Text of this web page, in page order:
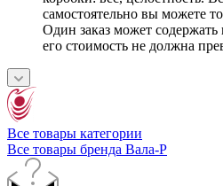
самостоятельно вы можете
Один заказ может
его стоимость не должна
Все товары категории
Все товары бренда Вала-Р